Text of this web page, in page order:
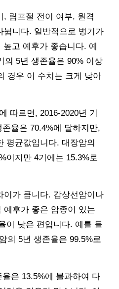
, 림프절 전이 여부, 원격
뉩니다. 일반적으로 병기가
고 예후가 좋습니다. 예
의 5년 생존율은 90% 이상
경우 이 수치는 크게 낮아
따르면, 2016-2020년 기
율은 70.4%에 달하지만,
평균값입니다. 대장암의
이지만 4기에는 15.3%로
이가 큽니다. 갑상선암이나
예후가 좋은 암종이 있는
이 낮은 편입니다. 예를 들
의 5년 생존율은 99.5%로
은 13.5%에 불과하여 다